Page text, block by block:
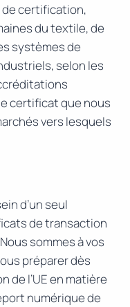
de certification,
du textile, de
systèmes de
selon les
certificat que nous
vers lesquels
d’un seul
de transaction
sommes à vos
préparer dès
de l’UE en matière
numérique de